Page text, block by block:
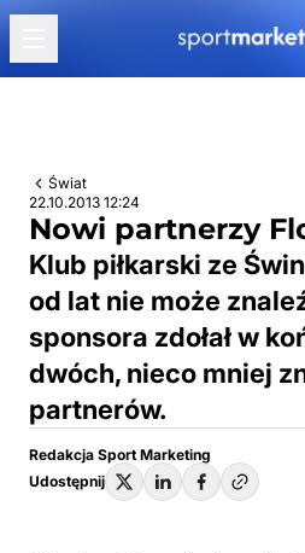
Przejdź do treści
Świat
22.10.2013 12:24
Nowi partnerzy
Klub piłkarski ze
od lat nie może
sponsora zdołał w
dwóch, nieco mniej
partnerów.
Redakcja Sport Marketing
Udostępnij